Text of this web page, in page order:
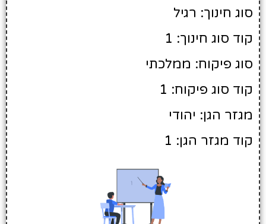
סוג חינוך: רגיל
קוד סוג חינוך: 1
סוג פיקוח: ממלכתי
קוד סוג פיקוח: 1
מגזר הגן: יהודי
קוד מגזר הגן: 1